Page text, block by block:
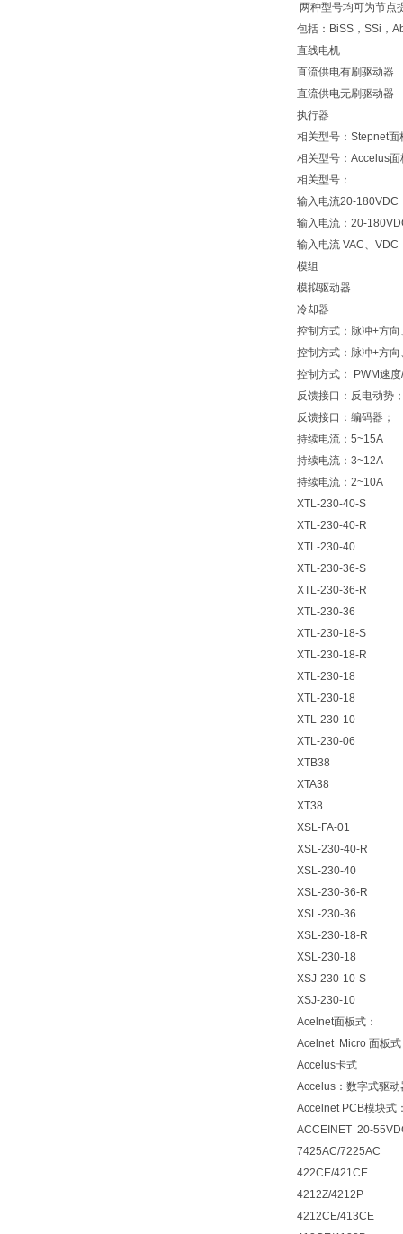
两种型号均可为节点
包括：BiSS，SSi，
直线电机
直流供电有刷驱动器
直流供电无刷驱动器
执行器
相关型号：Stepnet面
相关型号：Accelus面
相关型号：
输入电流20-180VDC
输入电流：20-
输入电流 VAC、VDC
模组
模拟驱动器
冷却器
控制方式：脉冲+方
控制方式：脉冲+方
控制方式： PWM速
反馈接口：反电动势
反馈接口：编码器；
持续电流：5~15A
持续电流：3~12A
持续电流：2~10A
XTL-230-40-S
XTL-230-40-R
XTL-230-40
XTL-230-36-S
XTL-230-36-R
XTL-230-36
XTL-230-18-S
XTL-230-18-R
XTL-230-18
XTL-230-18
XTL-230-10
XTL-230-06
XTB38
XTA38
XT38
XSL-FA-01
XSL-230-40-R
XSL-230-40
XSL-230-36-R
XSL-230-36
XSL-230-18-R
XSL-230-18
XSJ-230-10-S
XSJ-230-10
Acelnet面板式：
Acelnet Micro 面板式
Accelus卡式
Accelus：数字式驱
Accelnet PCB模块式
ACCEINET 20-
7425AC/7225AC
422CE/421CE
4212Z/4212P
4212CE/413CE